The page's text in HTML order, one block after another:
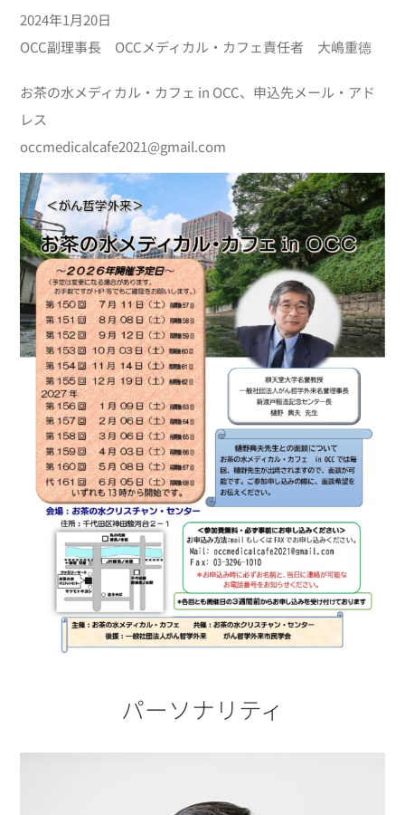
2024年1月20日
OCC副理事長 OCCメディカル・カフェ責任者 大嶋重德
お茶の水メディカル・カフェ in OCC、申込先メール・アド
レス
occmedicalcafe2021@gmail.com
パーソナリティ